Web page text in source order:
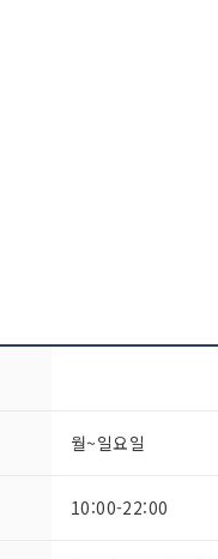
월~일요일
10:00-22:00